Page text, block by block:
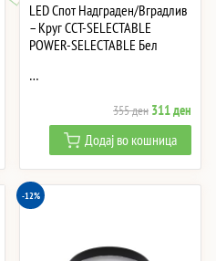
ден.
LED Спот Надграден/Вградлив
– Круг CCT-SELECTABLE
POWER-SELECTABLE Бел
…
355ден Original
price
was:
355 ден.
311ден
price
is:
311
Додај во кошница
-12%